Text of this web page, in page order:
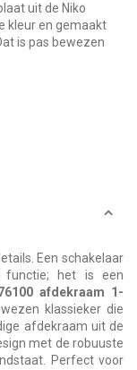
uit de Niko
kleur en gemaakt
is pas bewezen
Een schakelaar
het is een
afdekraam 1-
klassieker die
afdekraam uit de
met de robuuste
Perfect voor